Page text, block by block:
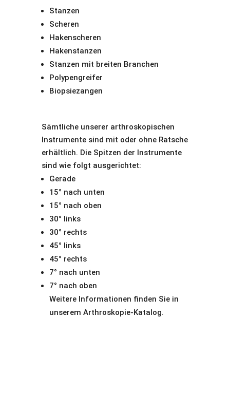
Stanzen
Scheren
Hakenscheren
Hakenstanzen
Stanzen mit breiten Branchen
Polypengreifer
Biopsiezangen
Sämtliche unserer arthroskopischen
Instrumente sind mit oder ohne Ratsche
erhältlich. Die Spitzen der Instrumente
sind wie folgt ausgerichtet:
Gerade
15° nach unten
15° nach oben
30° links
30° rechts
45° links
45° rechts
7° nach unten
7° nach oben
Weitere Informationen finden Sie in
unserem Arthroskopie-Katalog.